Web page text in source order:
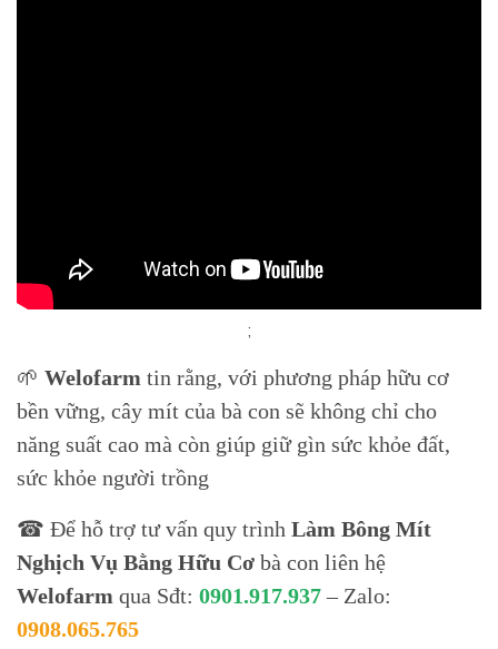
;
🌱 Welofarm tin rằng, với phương pháp hữu cơ
bền vững, cây mít của bà con sẽ không chỉ cho
năng suất cao mà còn giúp giữ gìn sức khỏe đất,
sức khỏe người trồng
☎ Để hỗ trợ tư vấn quy trình Làm Bông Mít
Nghịch Vụ Bằng Hữu Cơ bà con liên hệ
Welofarm qua Sđt: 0901.917.937– Zalo:
0908.065.765